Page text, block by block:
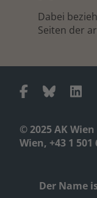
© 2025 AK
Wien, +43 1 501
Der Name
Dabei
Seiten der